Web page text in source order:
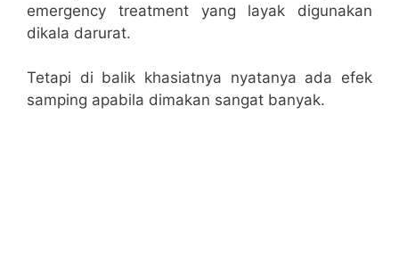
emergency treatment yang layak digunakan
dikala darurat.
Tetapi di balik khasiatnya nyatanya ada efek
samping apabila dimakan sangat banyak.